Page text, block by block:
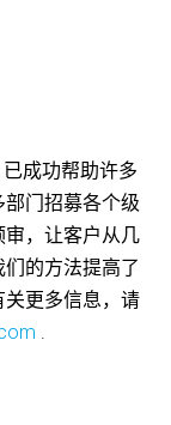
成功帮助许多
门招募各个级
，让客户从几
的方法提高了
更多信息，请
.